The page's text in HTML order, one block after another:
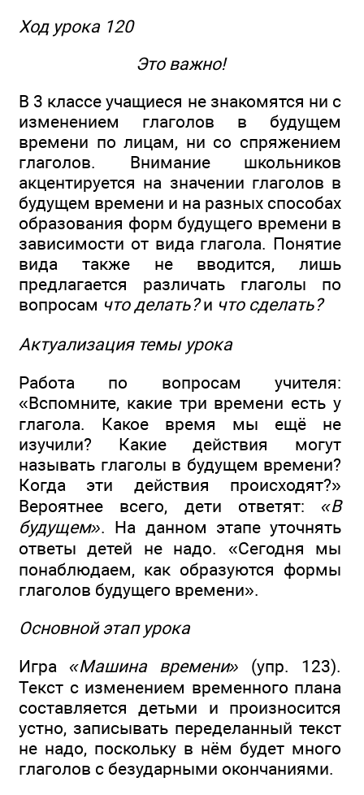
Ход урока 120
Это важно!
В 3 классе учащиеся не знакомятся ни с
изменением глаголов в будущем
времени по лицам, ни со спряжением
глаголов. Внимание школьников
акцентируется на значении глаголов в
будущем времени и на разных способах
образования форм будущего времени в
зависимости от вида глагола. Понятие
вида также не вводится, лишь
предлагается различать глаголы по
вопросам что делать?и что сделать?
Актуализация темы урока
Работа по вопросам учителя:
«Вспомните, какие три времени есть у
глагола. Какое время мы ещё не
изучили? Какие действия могут
называть глаголы в будущем времени?
Когда эти действия происходят?»
Вероятнее всего, дети ответят: «В
будущем». На данном этапе уточнять
ответы детей не надо. «Сегодня мы
понаблюдаем, как образуются формы
глаголов будущего времени».
Основной этап урока
Игра «Машина времени» (упр. 123).
Текст с изменением временного плана
составляется детьми и произносится
устно, записывать переделанный текст
не надо, поскольку в нём будет много
глаголов с безударными окончаниями.